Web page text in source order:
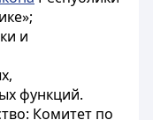
и
функций.
Комитет по